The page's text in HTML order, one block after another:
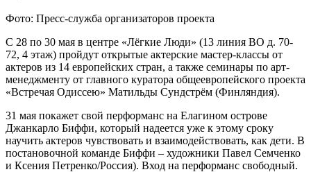
Фото: Пресс-служба организаторов проекта
С 28 по 30 мая в центре «Лёгкие Люди» (13 линия ВО д. 70-
72, 4 этаж) пройдут открытые актерские мастер-классы от
актеров из 14 европейских стран, а также семинары по арт-
менеджменту от главного куратора общеевропейского проекта
«Встречая Одиссею» Матильды Сундстрём (Финляндия).
31 мая покажет свой перформанс на Елагином острове
Джанкарло Биффи, который надеется уже к этому сроку
научить актеров чувствовать и взаимодействовать, как дети. В
постановочной команде Биффи – художники Павел Семченко
и Ксения Петренко/Россия). Вход на перформанс свободный.